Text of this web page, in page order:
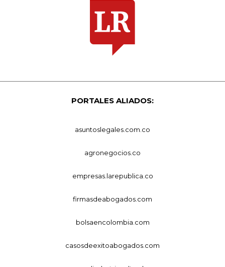
PORTALES ALIADOS:
asuntoslegales.com.co
agronegocios.co
empresas.larepublica.co
firmasdeabogados.com
bolsaencolombia.com
casosdeexitoabogados.com